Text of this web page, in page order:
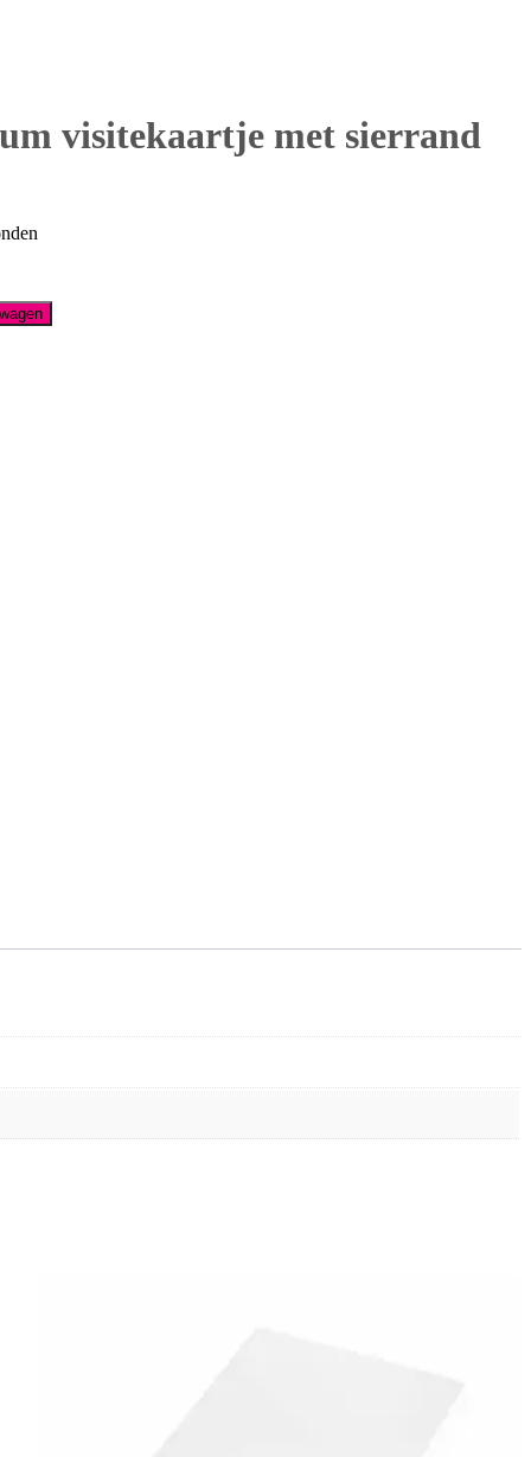
visitekaartje met sierrand